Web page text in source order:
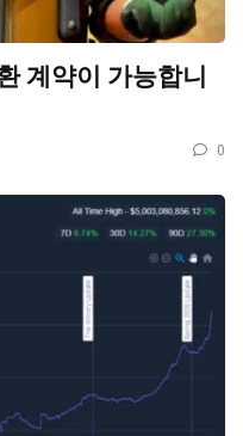
계약이 가능합니
0